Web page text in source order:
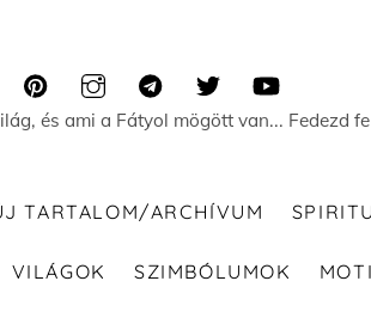
és ami a Fátyol mögött van... Fedezd
TARTALOM/ARCHÍVUM
VILÁGOK SZIMBÓLUMOK